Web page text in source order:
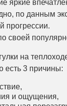
яркие
по данным
прогрессии.
своей
на
есть 3 причины:
и ощущения,